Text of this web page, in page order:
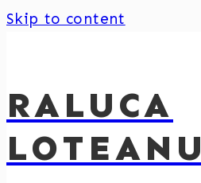
Skip to content
RALUCA
LOTEANU